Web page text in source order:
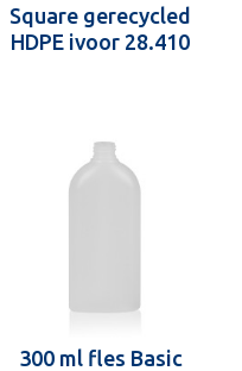
Square gerecycled
HDPE ivoor 28.410
300 ml fles Basic